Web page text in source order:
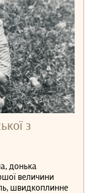
з
донька
величини
швидкоплинне